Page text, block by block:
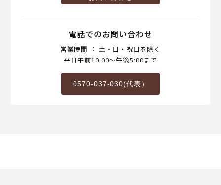
電話でのお問い合わせ
営業時間 ： 土・日・祝日を除く
平日午前10:00～午後5:00まで
0570-037-030(代表）